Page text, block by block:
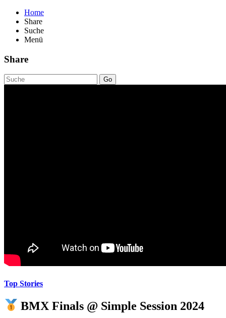
Home
Share
Suche
Menü
Share
Go
Top Stories
BMX Finals @ Simple Session 2024